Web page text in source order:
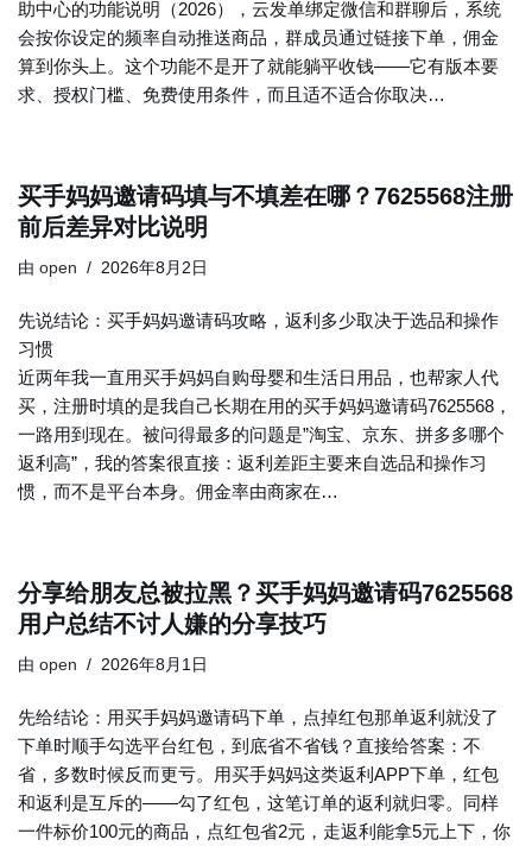
助中心的功能说明（2026），云发单绑定微信和群聊后，系统
会按你设定的频率自动推送商品，群成员通过链接下单，佣金
算到你头上。这个功能不是开了就能躺平收钱——它有版本要
求、授权门槛、免费使用条件，而且适不适合你取决…
买手妈妈邀请码填与不填差在哪？7625568注册
前后差异对比说明
由 open 2026年8月2日
先说结论：买手妈妈邀请码攻略，返利多少取决于选品和操作
习惯
近两年我一直用买手妈妈自购母婴和生活日用品，也帮家人代
买，注册时填的是我自己长期在用的买手妈妈邀请码7625568，
一路用到现在。被问得最多的问题是”淘宝、京东、拼多多哪个
返利高”，我的答案很直接：返利差距主要来自选品和操作习
惯，而不是平台本身。佣金率由商家在…
分享给朋友总被拉黑？买手妈妈邀请码7625568
用户总结不讨人嫌的分享技巧
由 open 2026年8月1日
先给结论：用买手妈妈邀请码下单，点掉红包那单返利就没了
下单时顺手勾选平台红包，到底省不省钱？直接给答案：不
省，多数时候反而更亏。用买手妈妈这类返利APP下单，红包
和返利是互斥的——勾了红包，这笔订单的返利就归零。同样
一件标价100元的商品，点红包省2元，走返利能拿5元上下，你